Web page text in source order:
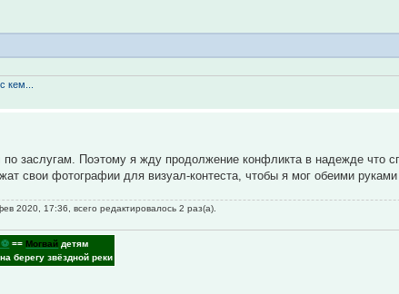
кем...
заслугам. Поэтому я жду продолжение конфликта в надежде что
свои фотографии для визуал-контеста, чтобы я мог обеими
2020, 17:36, всего редактировалось 2 раз(а).
==Могвай детям
берегу звёздной реки